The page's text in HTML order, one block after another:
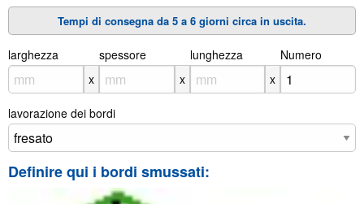
Tempi di consegna da 5 a 6 giorni circa in uscita.
larghezza spessore lunghezza
Numero
x
x x
lavorazione dei bordi
Definire qui i bordi smussati: